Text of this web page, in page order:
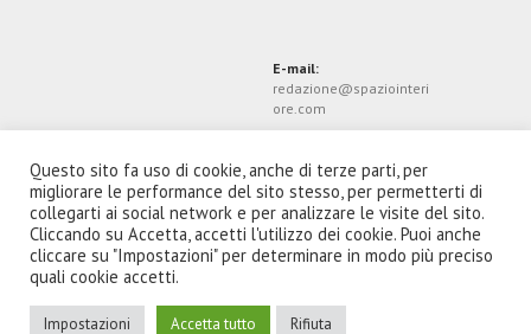
E-mail:
redazione@spaziointeri
ore.com
Spazio Interiore Soc Coop © 2026. Tutti i diritti
Questo sito fa uso di cookie, anche di terze parti, per
migliorare le performance del sito stesso, per permetterti di
collegarti ai social network e per analizzare le visite del sito.
Cliccando su Accetta, accetti l'utilizzo dei cookie. Puoi anche
cliccare su "Impostazioni" per determinare in modo più preciso
quali cookie accetti.
Impostazioni Accetta tutto Rifiuta